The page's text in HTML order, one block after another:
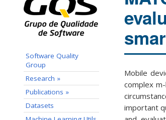
Software Quality
Group
Research »
Publications »
Datasets
Mobile
complex
important